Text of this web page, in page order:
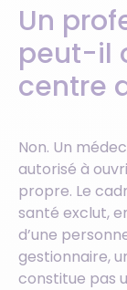
Un
peut-il
centre
Non. Un
autorisé à
propre. Le
santé exclut,
d’une
gestionnaire,
constitue pas